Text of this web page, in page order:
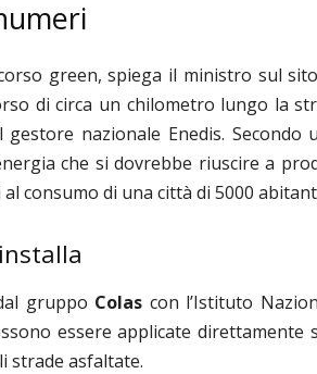
green, spiega il ministro sul
di circa un chilometro lungo la
gestore nazionale Enedis.
che si dovrebbe riuscire a
al consumo di una città di 5000
gruppo Colas con l’Istituto
essere applicate direttamente
strade asfaltate.